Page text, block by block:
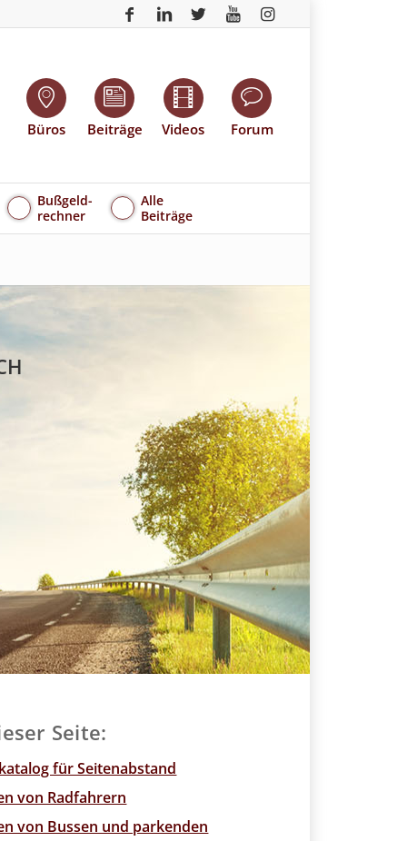
Büros Beiträge Videos Forum
Bußgeld-
rechner
Alle
Beiträge
Seite:
für Seitenabstand
von Radfahrern
von Bussen und parkenden